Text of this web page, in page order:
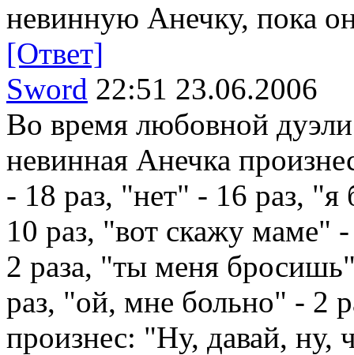
невинную Анечку, пока
[Ответ]
Sword 22:51 23.06.2006
Во время любовной
невинная Анечка
- 18 раз, "нет" - 16 раз,
10 раз, "вот скажу маме"
2 раза, "ты меня
раз, "ой, мне больно" - 2
произнес: "Ну, давай, ну,